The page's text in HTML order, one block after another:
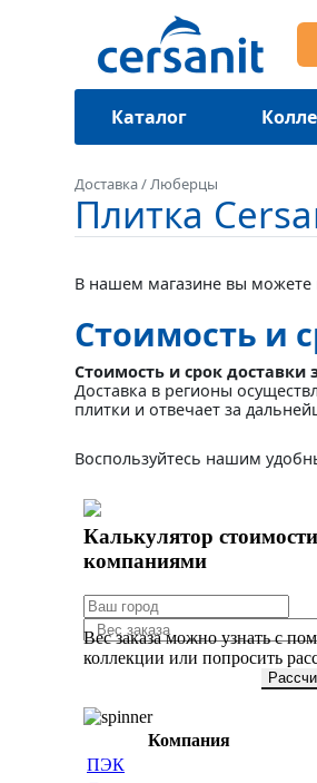
Каталог
Доставка/Люберцы
Плитка
В нашем магазине вы можете
Стоимость и
Стоимость и срок
Доставка в регионы
плитки и отвечает за
Воспользуйтесь нашим